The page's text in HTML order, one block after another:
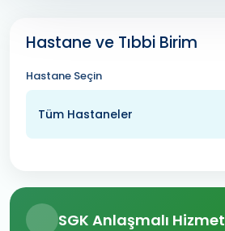
Hastane ve Tıbbi Birim
Hastane Seçin
Tüm Hastaneler
SGK Anlaşmalı Hizmet